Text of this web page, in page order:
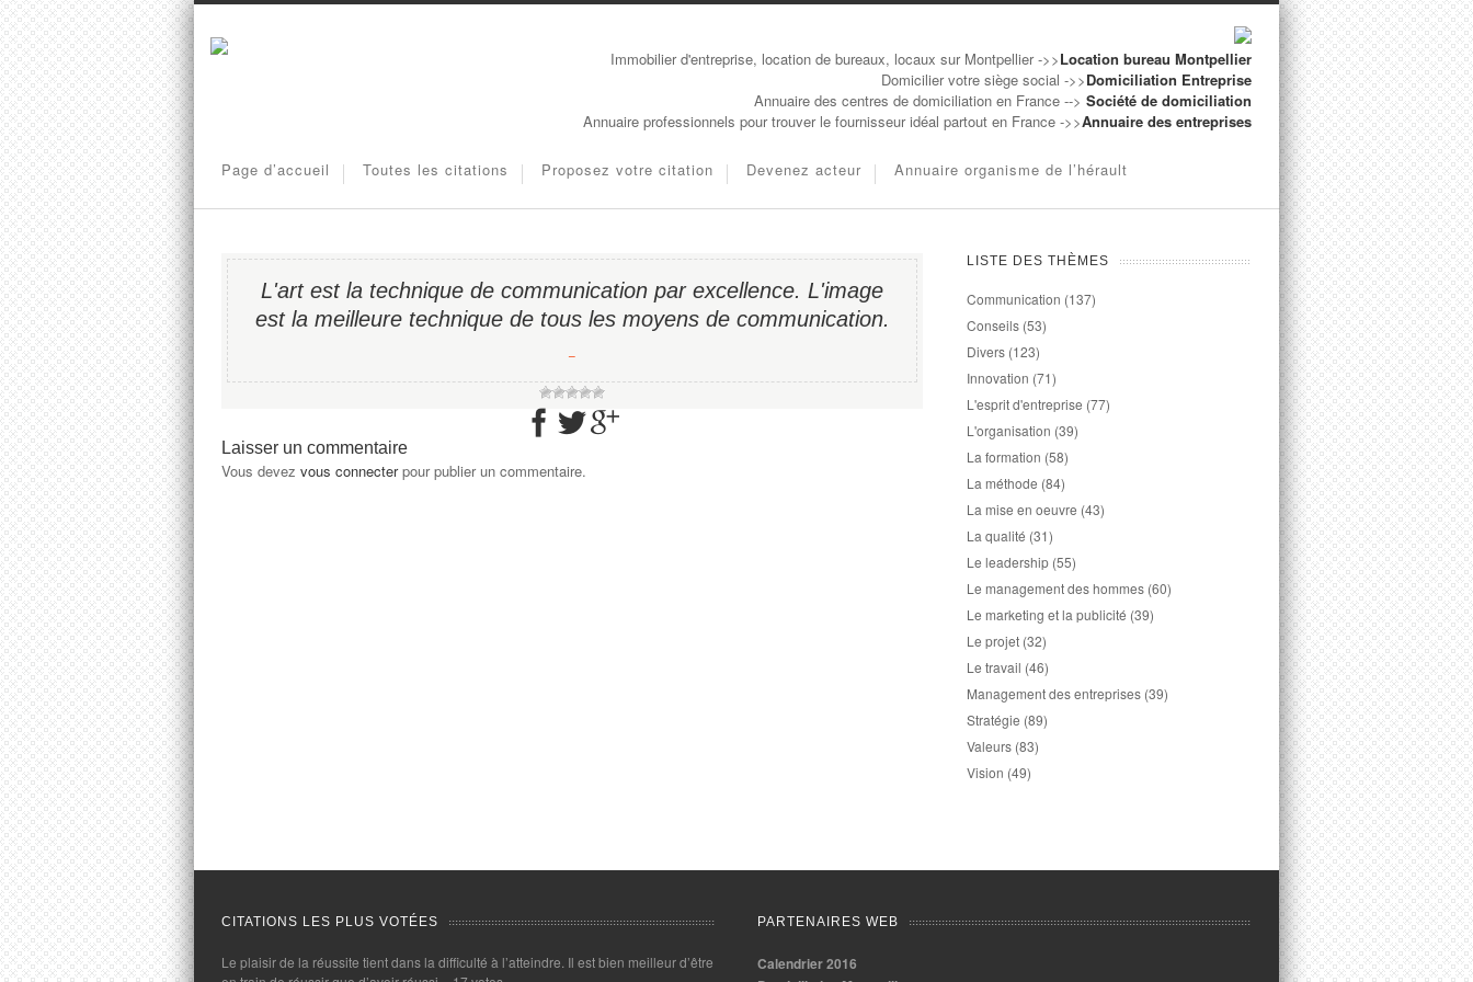
Immobilier d'entreprise, location de bureaux, locaux sur Montpellier ->>Location bureau Montpellier
Domicilier votre siège social ->>Domiciliation Entreprise
Annuaire des centres de domiciliation en France --> Société de domiciliation
Annuaire professionnels pour trouver le fournisseur idéal partout en France ->>Annuaire des entreprises
Page d’accueil Toutes les citations Proposez votre citation Devenez acteur Annuaire organisme de l’hérault
L'art est la technique de communication par excellence. L'image
est la meilleure technique de tous les moyens de communication.
−
Laisser un commentaire
Vous devez vous connecterpour publier un commentaire.
LISTE DES THÈMES
Communication (137)
Conseils (53)
Divers (123)
Innovation (71)
L'esprit d'entreprise (77)
L'organisation (39)
La formation (58)
La méthode (84)
La mise en oeuvre (43)
La qualité (31)
Le leadership (55)
Le management des hommes (60)
Le marketing et la publicité (39)
Le projet (32)
Le travail (46)
Management des entreprises (39)
Stratégie (89)
Valeurs (83)
Vision (49)
CITATIONS LES PLUS VOTÉES
Le plaisir de la réussite tient dans la difficulté à l’atteindre. Il est bien meilleur d’être
PARTENAIRES WEB
Calendrier 2016